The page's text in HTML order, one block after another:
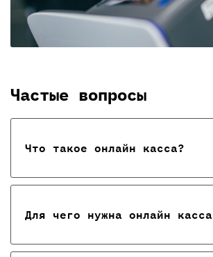
Частые вопросы
Что такое онлайн касса?
Для чего нужна онлайн